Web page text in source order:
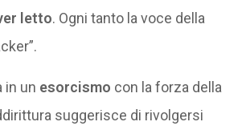
letto. Ogni tanto la voce della
in un esorcismo con la forza della
suggerisce di rivolgersi